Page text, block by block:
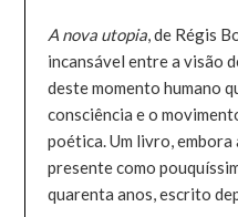
A nova utopia, de Régis
incansável entre a visão
deste momento humano
consciência e o
poética. Um livro,
presente como
quarenta anos, escrito